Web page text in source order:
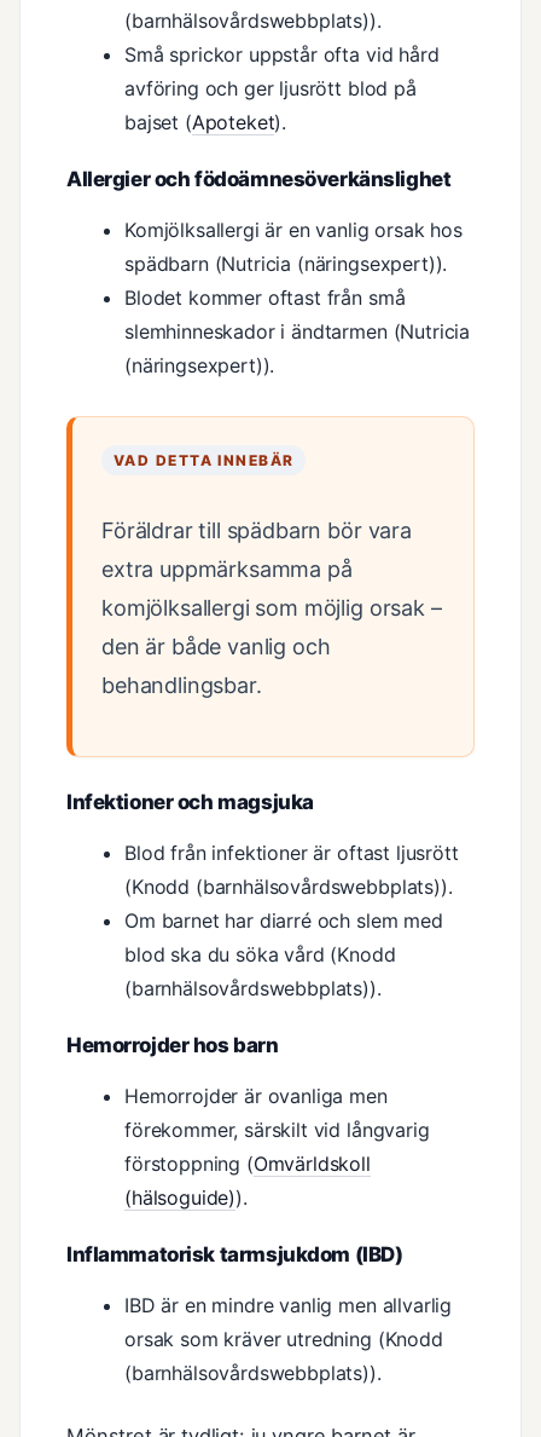
(barnhälsovårdswebbplats)).
Små sprickor uppstår ofta vid hård
avföring och ger ljusrött blod på
bajset (Apoteket).
Allergier och födoämnesöverkänslighet
Komjölksallergi är en vanlig orsak hos
spädbarn (Nutricia (näringsexpert)).
Blodet kommer oftast från små
slemhinneskador i ändtarmen (Nutricia
(näringsexpert)).
VAD DETTA INNEBÄR
Föräldrar till spädbarn bör vara
extra uppmärksamma på
komjölksallergi som möjlig orsak –
den är både vanlig och
behandlingsbar.
Infektioner och magsjuka
Blod från infektioner är oftast ljusrött
(Knodd (barnhälsovårdswebbplats)).
Om barnet har diarré och slem med
blod ska du söka vård (Knodd
(barnhälsovårdswebbplats)).
Hemorrojder hos barn
Hemorrojder är ovanliga men
förekommer, särskilt vid långvarig
förstoppning (Omvärldskoll
(hälsoguide)).
Inflammatorisk tarmsjukdom (IBD)
IBD är en mindre vanlig men allvarlig
orsak som kräver utredning (Knodd
(barnhälsovårdswebbplats)).